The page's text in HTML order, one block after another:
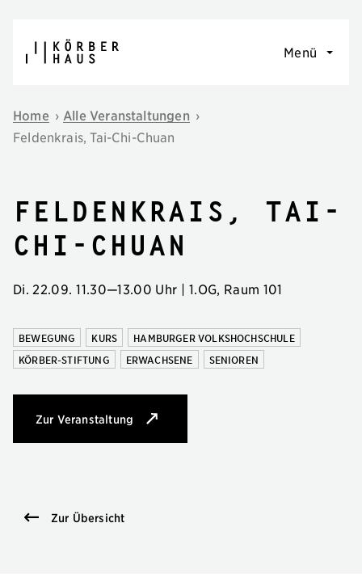
Menü
Home › Alle Veranstaltungen ›
Feldenkrais, Tai-Chi-Chuan
Feldenkrais, Tai-
Chi-Chuan
Di. 22.09. 11.30—13.00 Uhr | 1.OG, Raum 101
BEWEGUNG KURS
HAMBURGER VOLKSHOCHSCHULE
KÖRBER-STIFTUNG
ERWACHSENE SENIOREN
Zur Veranstaltung: Feldenkrais, Tai-Chi-Chuan
Zur Übersicht